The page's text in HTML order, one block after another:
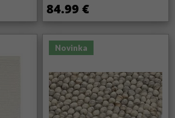
84.99 €
Novinka